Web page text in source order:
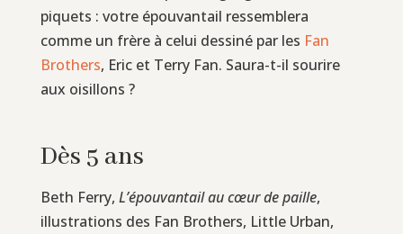
piquets : votre épouvantail ressemblera
comme un frère à celui dessiné par les Fan
Brothers, Eric et Terry Fan. Saura-t-il sourire
aux oisillons ?
Dès 5 ans
Beth Ferry, L’épouvantail au cœur de paille,
illustrations des Fan Brothers, Little Urban,